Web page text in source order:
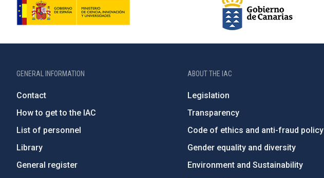
GENERAL INFORMATION
Contact
How to get to the IAC
List of personnel
Library
General register
ABOUT THE IAC
Legislation
Transparency
Code of ethics and anti-fraud policy
Gender equality and diversity
Environment and Sustainability